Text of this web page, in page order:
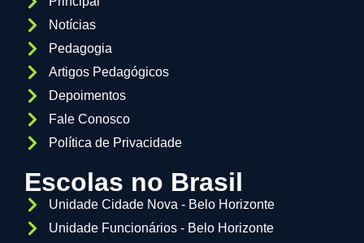
Notícias
Pedagogia
Artigos Pedagógicos
Depoimentos
Fale Conosco
Política de Privacidade
Escolas no Brasil
Unidade Cidade Nova - Belo Horizonte
Unidade Funcionários - Belo Horizonte